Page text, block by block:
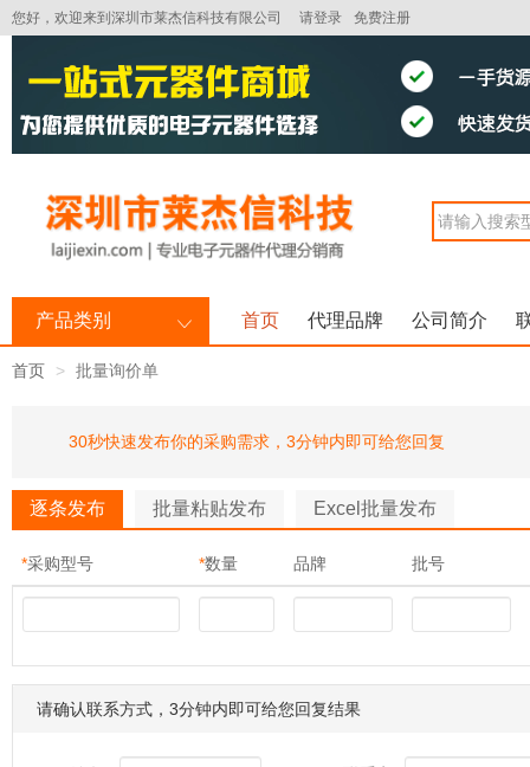
您好，欢迎来到深圳市莱杰信科技有限公司 请登录 免费注册
产品类别 首页 代理品牌 公司简介
首页 批量询价单
30秒快速发布你的采购需求，3分钟内即可给您回复
逐条发布 批量粘贴发布 Excel批量发布
*采购型号 *数量 品牌 批号
请确认联系方式，3分钟内即可给您回复结果